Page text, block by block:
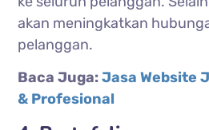
akan meningkatkan
pelanggan.
Baca Juga:Jasa Website
& Profesional